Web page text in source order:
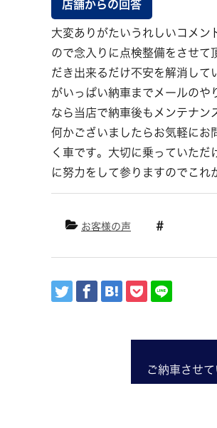
大変ありがたいうれしいコメン
ので念入りに点検整備をさせて
だき出来るだけ不安を解消して
がいっぱい納車までメールのや
なら当店で納車後もメンテナン
何かございましたらお気軽にお
く車です。大切に乗っていた
に努力をして参りますのでこれ
お客様の声
ご納車させ